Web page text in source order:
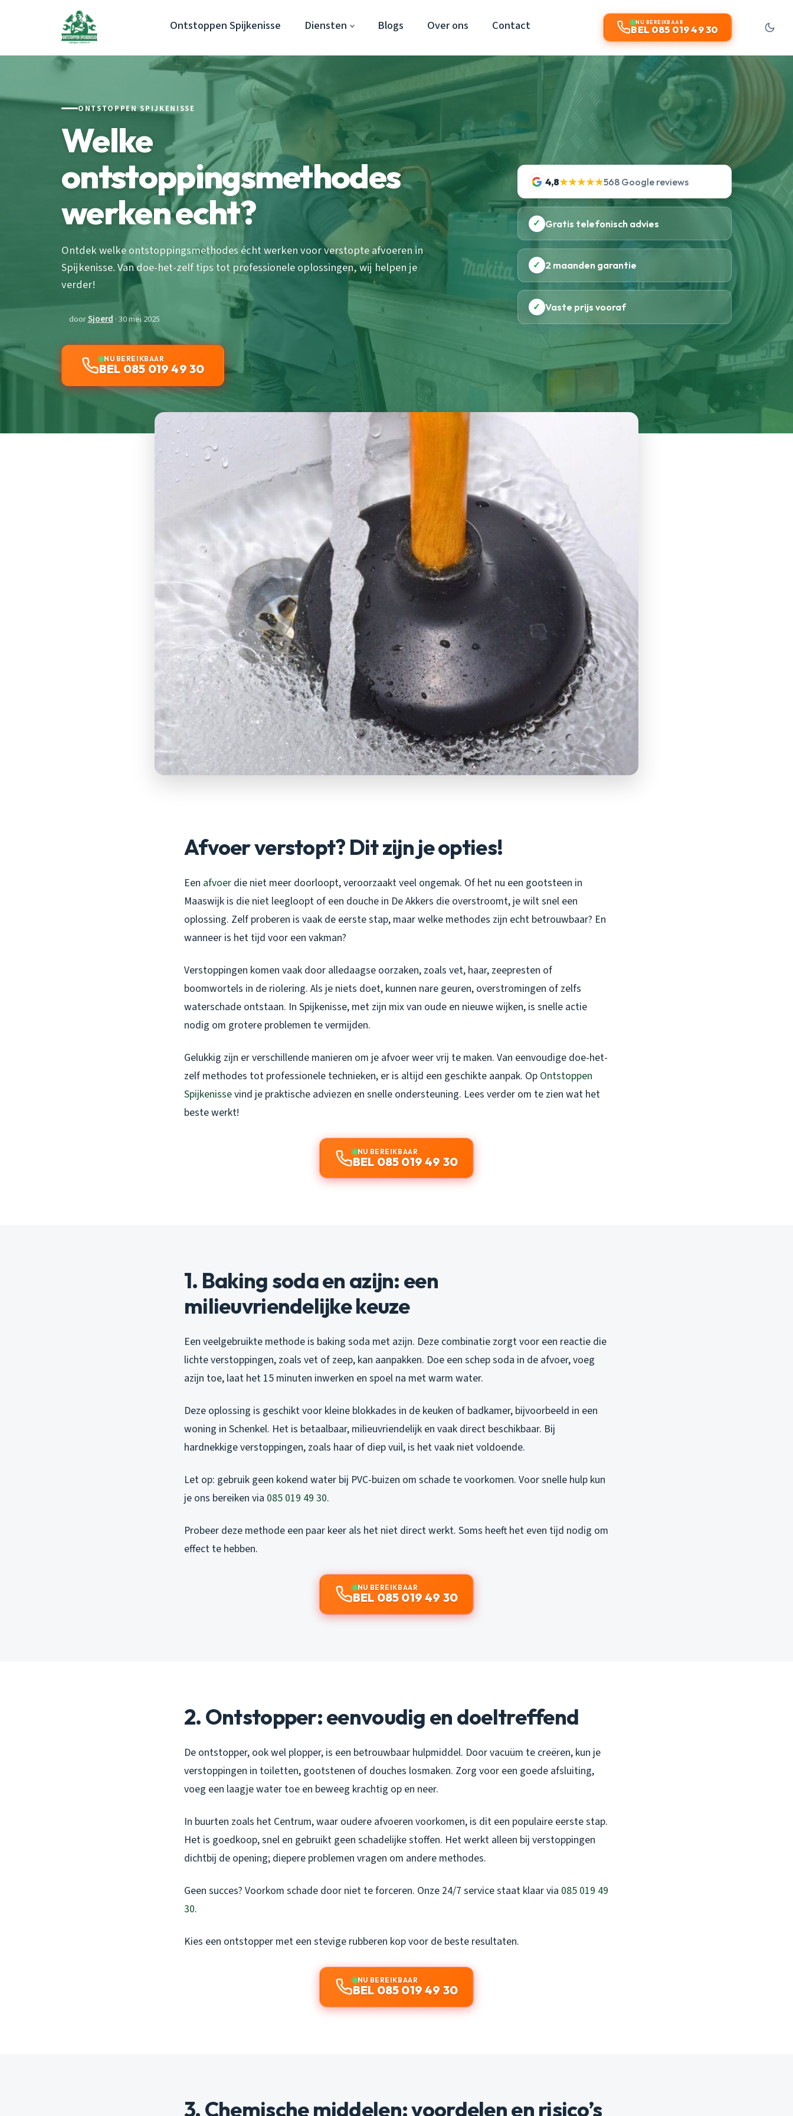
Ontstoppen Spijkenisse Diensten Blogs Over ons Contact NU BEREIKBAAR
BEL 085 019 49 30
ONTSTOPPEN SPIJKENISSE
Welke
ontstoppingsmethodes
werken echt?
Ontdek welke ontstoppingsmethodes écht werken voor verstopte afvoeren in
Spijkenisse. Van doe-het-zelf tips tot professionele oplossingen, wij helpen je
verder!
doorSjoerd · 30 mei 2025
NU BEREIKBAAR
BEL 085 019 49 30
4,8★★★★★568 Google reviews
✓ Gratis telefonisch advies
✓ 2 maanden garantie
✓ Vaste prijs vooraf
Afvoer verstopt? Dit zijn je opties!
Een afvoer die niet meer doorloopt, veroorzaakt veel ongemak. Of het nu een gootsteen in
Maaswijk is die niet leegloopt of een douche in De Akkers die overstroomt, je wilt snel een
oplossing. Zelf proberen is vaak de eerste stap, maar welke methodes zijn echt betrouwbaar? En
wanneer is het tijd voor een vakman?
Verstoppingen komen vaak door alledaagse oorzaken, zoals vet, haar, zeepresten of
boomwortels in de riolering. Als je niets doet, kunnen nare geuren, overstromingen of zelfs
waterschade ontstaan. In Spijkenisse, met zijn mix van oude en nieuwe wijken, is snelle actie
nodig om grotere problemen te vermijden.
Gelukkig zijn er verschillende manieren om je afvoer weer vrij te maken. Van eenvoudige doe-het-
zelf methodes tot professionele technieken, er is altijd een geschikte aanpak. Op Ontstoppen
Spijkenissevind je praktische adviezen en snelle ondersteuning. Lees verder om te zien wat het
beste werkt!
NU BEREIKBAAR
BEL 085 019 49 30
1. Baking soda en azijn: een
milieuvriendelijke keuze
Een veelgebruikte methode is baking soda met azijn. Deze combinatie zorgt voor een reactie die
lichte verstoppingen, zoals vet of zeep, kan aanpakken. Doe een schep soda in de afvoer, voeg
azijn toe, laat het 15 minuten inwerken en spoel na met warm water.
Deze oplossing is geschikt voor kleine blokkades in de keuken of badkamer, bijvoorbeeld in een
woning in Schenkel. Het is betaalbaar, milieuvriendelijk en vaak direct beschikbaar. Bij
hardnekkige verstoppingen, zoals haar of diep vuil, is het vaak niet voldoende.
Let op: gebruik geen kokend water bij PVC-buizen om schade te voorkomen. Voor snelle hulp kun
je ons bereiken via 085 019 49 30.
Probeer deze methode een paar keer als het niet direct werkt. Soms heeft het even tijd nodig om
effect te hebben.
NU BEREIKBAAR
BEL 085 019 49 30
2. Ontstopper: eenvoudig en doeltreffend
De ontstopper, ook wel plopper, is een betrouwbaar hulpmiddel. Door vacuüm te creëren, kun je
verstoppingen in toiletten, gootstenen of douches losmaken. Zorg voor een goede afsluiting,
voeg een laagje water toe en beweeg krachtig op en neer.
In buurten zoals het Centrum, waar oudere afvoeren voorkomen, is dit een populaire eerste stap.
Het is goedkoop, snel en gebruikt geen schadelijke stoffen. Het werkt alleen bij verstoppingen
dichtbij de opening; diepere problemen vragen om andere methodes.
Geen succes? Voorkom schade door niet te forceren. Onze 24/7 service staat klaar via 085 019 49
30.
Kies een ontstopper met een stevige rubberen kop voor de beste resultaten.
NU BEREIKBAAR
BEL 085 019 49 30
3. Chemische middelen: voordelen en risico’s